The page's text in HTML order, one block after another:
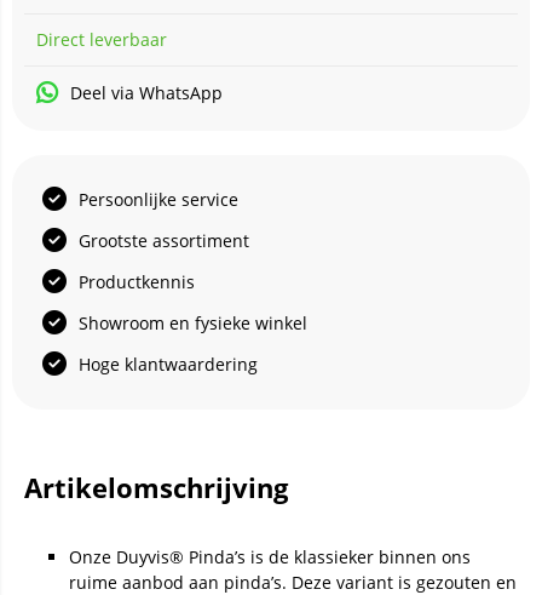
Direct leverbaar
Deel via WhatsApp
Persoonlijke service
Grootste assortiment
Productkennis
Showroom en fysieke winkel
Hoge klantwaardering
Artikelomschrijving
Onze Duyvis® Pinda’s is de klassieker binnen ons
ruime aanbod aan pinda’s. Deze variant is gezouten en